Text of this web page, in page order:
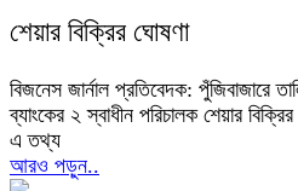
শেয়ার বিক্রির ঘোষণা
বিজনেস জার্নাল প্রতিবেদক: পুঁজিবাজারে
ব্যাংকের ২ স্বাধীন পরিচালক শেয়ার
এ তথ্য
আরও পড়ুন..